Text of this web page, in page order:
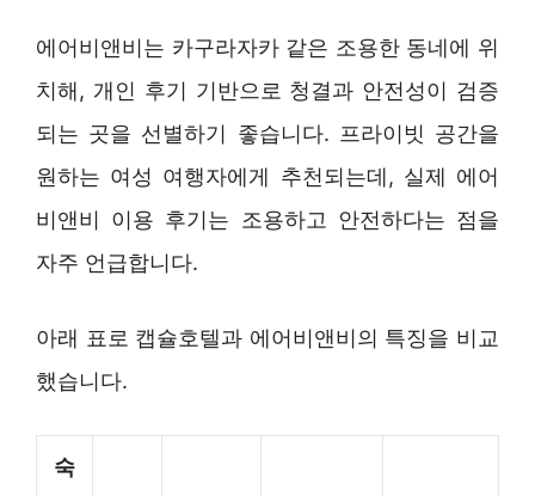
에어비앤비는 카구라자카 같은 조용한 동네에 위
치해, 개인 후기 기반으로 청결과 안전성이 검증
되는 곳을 선별하기 좋습니다. 프라이빗 공간을
원하는 여성 여행자에게 추천되는데, 실제 에어
비앤비 이용 후기는 조용하고 안전하다는 점을
자주 언급합니다.
아래 표로 캡슐호텔과 에어비앤비의 특징을 비교
했습니다.
숙